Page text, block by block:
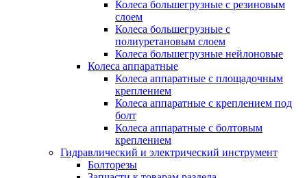
Колеса большегрузные с резиновым
слоем
Колеса большегрузные с
полиуретановым слоем
Колеса большегрузные нейлоновые
Колеса аппаратные
Колеса аппаратные с площадочным
креплением
Колеса аппаратные с креплением под
болт
Колеса аппаратные с болтовым
креплением
Гидравлический и электрический инструмент
Болторезы